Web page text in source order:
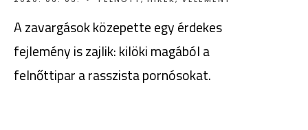
A zavargások közepette egy érdekes
fejlemény is zajlik: kilöki magából a
felnőttipar a rasszista pornósokat.